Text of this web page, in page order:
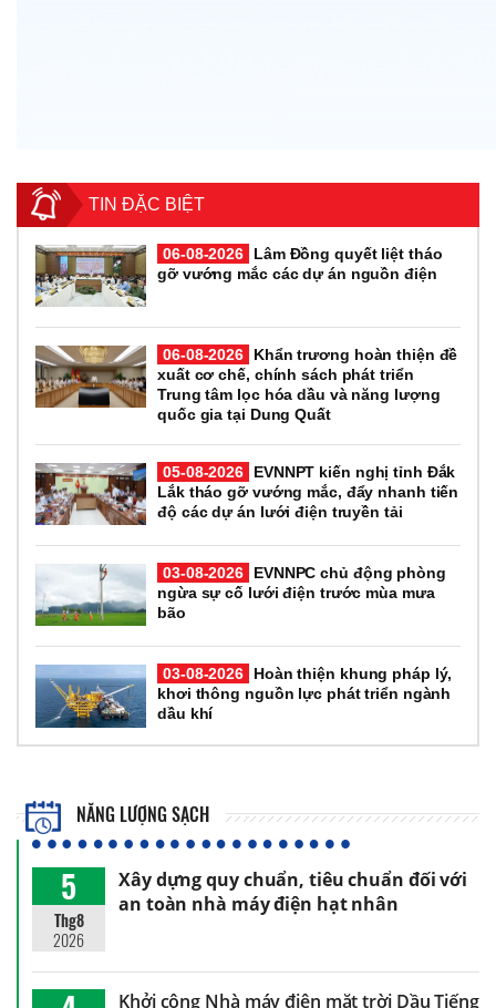
TIN ĐẶC BIỆT
06-08-2026
Lâm Đồng quyết liệt tháo
gỡ vướng mắc các dự án nguồn điện
06-08-2026
Khẩn trương hoàn thiện đề
xuất cơ chế, chính sách phát triển
Trung tâm lọc hóa dầu và năng lượng
quốc gia tại Dung Quất
05-08-2026
EVNNPT kiến nghị tỉnh Đắk
Lắk tháo gỡ vướng mắc, đẩy nhanh tiến
độ các dự án lưới điện truyền tải
03-08-2026
EVNNPC chủ động phòng
ngừa sự cố lưới điện trước mùa mưa
bão
03-08-2026
Hoàn thiện khung pháp lý,
khơi thông nguồn lực phát triển ngành
dầu khí
NĂNG LƯỢNG SẠCH
5
Thg8
2026
Xây dựng quy chuẩn, tiêu chuẩn đối với
an toàn nhà máy điện hạt nhân
Khởi công Nhà máy điện mặt trời Dầu Tiếng